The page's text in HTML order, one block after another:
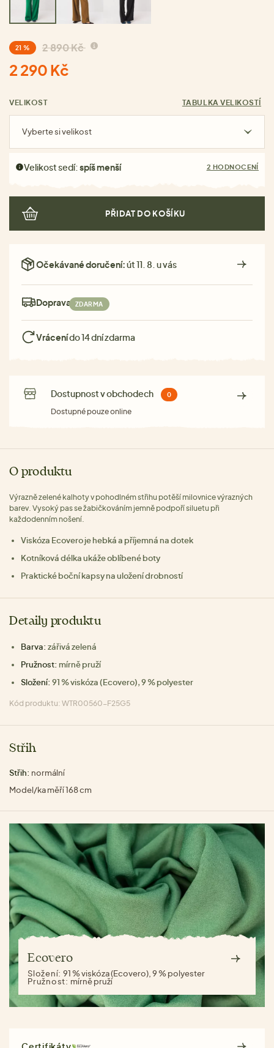
21 % 2 890 Kč
2 290 Kč
VELIKOST TABULKA VELIKOSTÍ
Vyberte si velikost
Velikost sedí:spíš menší 2 HODNOCENÍ
PŘIDAT DO KOŠÍKU
Očekávané doručení:út 11. 8. u vás
Doprava: ZDARMA
Vrácenído 14 dní zdarma
Dostupnost v obchodech 0
Dostupné pouze online
O produktu
Výrazně zelené kalhoty v pohodlném střihu potěší milovnice výrazných
barev. Vysoký pas se žabičkováním jemně podpoří siluetu při
každodenním nošení.
Viskóza Ecovero je hebká a příjemná na dotek
Kotníková délka ukáže oblíbené boty
Praktické boční kapsy na uložení drobností
Detaily produktu
Barva: zářivá zelená
Pružnost: mírně pruží
Složení: 91 % viskóza (Ecovero), 9 % polyester
Kód produktu: WTR00560-F25G5
Střih
Střih: normální
Model/ka měří 168 cm
Ecovero
Složení:91 % viskóza (Ecovero), 9 % polyester
Pružnost: mírně pruží